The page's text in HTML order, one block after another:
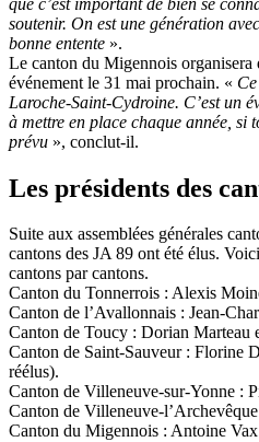
soutenir. On est une génération
bonne entente ».
Le canton du Migennois organisera
événement le 31 mai prochain. «
Laroche-Saint-Cydroine. C’est un
à mettre en place chaque année, si
prévu », conclut-il.
Les présidents des
Suite aux assemblées générales
cantons des JA 89 ont été élus.
cantons par cantons.
Canton du Tonnerrois : Alexis
Canton de l’Avallonnais : Jean-
Canton de Toucy : Dorian Marteau
Canton de Saint-Sauveur : Florine
réélus).
Canton de Villeneuve-sur-Yonne :
Canton de Villeneuve-
Canton du Migennois : Antoine